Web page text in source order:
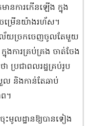
ានការកើនឡើង ក្នុង
ម្រើនយ៉ាងរហ័ស។
ាល័យច្រកចេញចូលតែមួយ
ងការគ្រប់គ្រង ចាត់ចែង
ប្រជាពលរដ្ឋគ្រប់រូប
ល និងកាន់តែឆាប់
។
ះមូលដ្ឋានឱ្យបានទៀង